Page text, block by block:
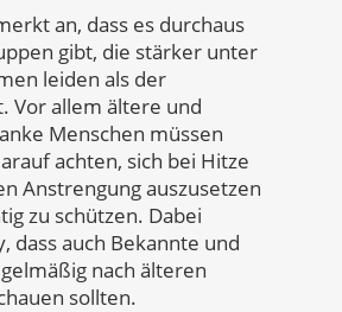
an, dass es durchaus
gibt, die stärker unter
leiden als der
Vor allem ältere und
Menschen müssen
achten, sich bei Hitze
Anstrengung auszusetzen
zu schützen. Dabei
dass auch Bekannte und
nach älteren
sollten.